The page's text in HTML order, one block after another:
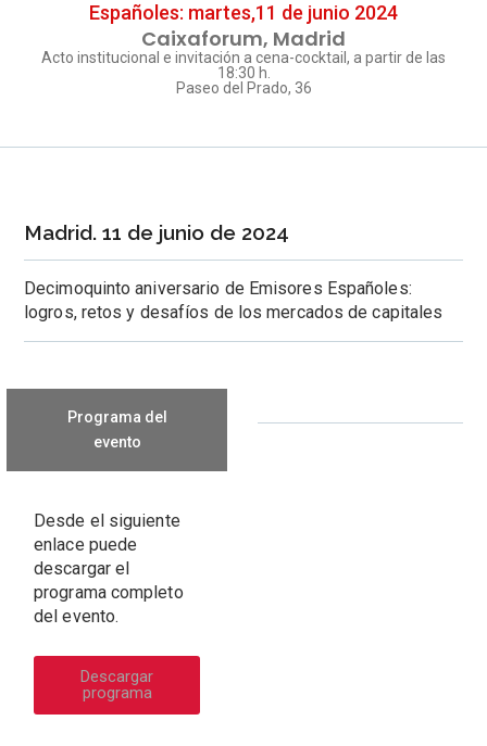
Españoles: martes,11 de junio 2024
Caixaforum, Madrid
Acto institucional e invitación a cena-cocktail, a partir de las
18:30 h.
Paseo del Prado, 36
Madrid. 11 de junio de 2024
Decimoquinto aniversario de Emisores Españoles:
logros, retos y desafíos de los mercados de capitales
Programa del
evento
Desde el siguiente
enlace puede
descargar el
programa completo
del evento.
Descargar
programa